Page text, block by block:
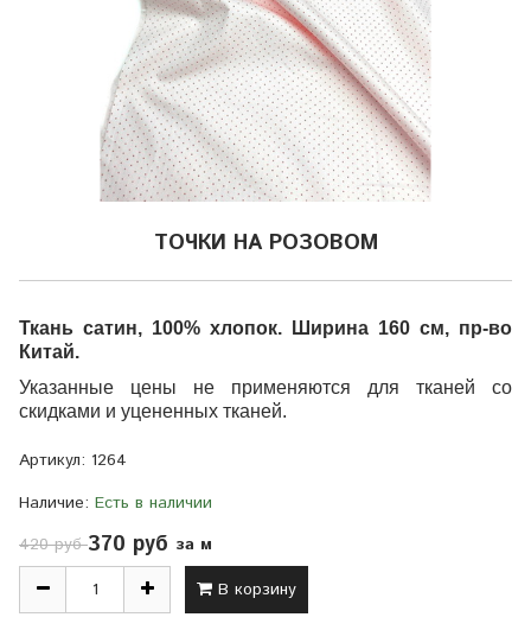
ТОЧКИ НА РОЗОВОМ
Ткань сатин, 100% хлопок. Ширина 160 см, пр-во
Китай.
Указанные цены не применяются для тканей со
скидками и уцененных тканей.
Артикул: 1264
Наличие: Есть в наличии
420 руб370 руб за м
В корзину